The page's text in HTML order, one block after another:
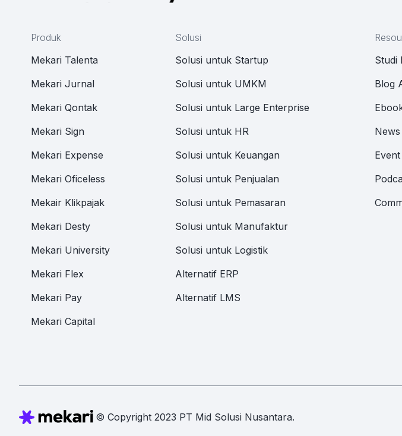
Produk
Mekari Talenta
Mekari Jurnal
Mekari Qontak
Mekari Sign
Mekari Expense
Mekari Oficeless
Mekair Klikpajak
Mekari Desty
Mekari University
Mekari Flex
Mekari Pay
Mekari Capital
Solusi
Solusi untuk Startup
Solusi untuk UMKM
Solusi untuk Large Enterprise
Solusi untuk HR
Solusi untuk Keuangan
Solusi untuk Penjualan
Solusi untuk Pemasaran
Solusi untuk Manufaktur
Solusi untuk Logistik
Alternatif ERP
Alternatif LMS
Studi
Blog
News
Event
© Copyright 2023 PT Mid Solusi Nusantara.